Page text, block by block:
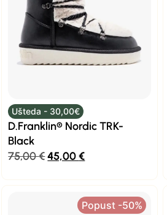
Ušteda - 30,00€
D.Franklin® Nordic TRK-
Black
75,00€45,00€
Popust -50%